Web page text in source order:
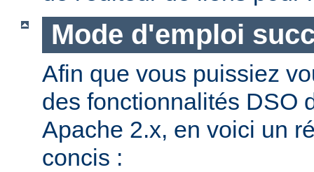
Mode d'emploi
Afin que vous puissiez
des fonctionnalités DSO
Apache 2.x, en voici un
concis :